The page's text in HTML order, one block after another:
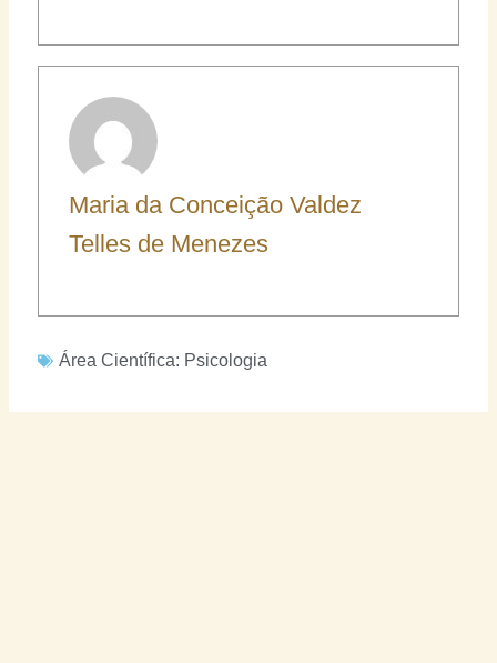
Maria da Conceição Valdez
Telles de Menezes
Área Científica: Psicologia